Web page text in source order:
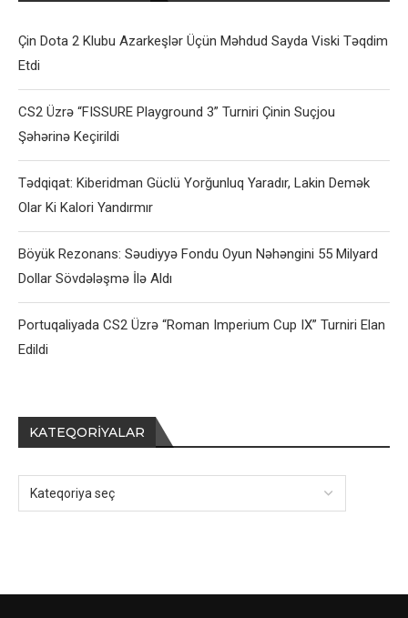
Çin Dota 2 Klubu Azarkeşlər Üçün Məhdud Sayda Viski Təqdim
Etdi
CS2 Üzrə “FISSURE Playground 3” Turniri Çinin Suçjou
Şəhərinə Keçirildi
Tədqiqat: Kiberidman Güclü Yorğunluq Yaradır, Lakin Demək
Olar Ki Kalori Yandırmır
Böyük Rezonans: Səudiyyə Fondu Oyun Nəhəngini 55 Milyard
Dollar Sövdələşmə İlə Aldı
Portuqaliyada CS2 Üzrə “Roman Imperium Cup IX” Turniri Elan
Edildi
KATEQORIYALAR